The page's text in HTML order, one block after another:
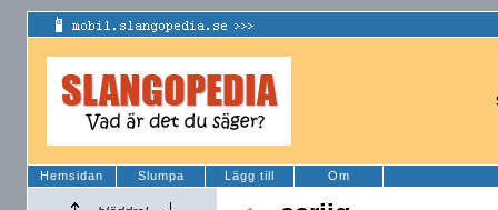
Hemsidan Slumpa Lägg till Om